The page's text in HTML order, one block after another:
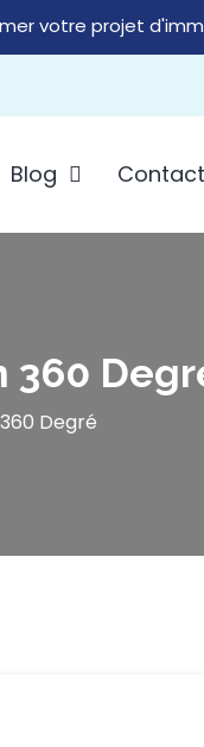
retour au
Blog Contact
360
Degré